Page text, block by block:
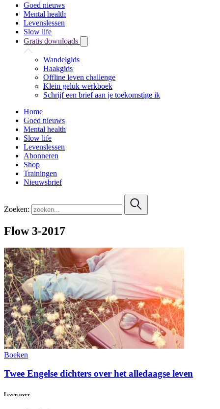
Goed nieuws
Mental health
Levenslessen
Slow life
Gratis downloads
Wandelgids
Haakgids
Offline leven challenge
Klein geluk werkboek
Schrijf een brief aan je toekomstige ik
Home
Goed nieuws
Mental health
Slow life
Levenslessen
Abonneren
Shop
Trainingen
Nieuwsbrief
Zoeken:
Flow 3-2017
Boeken
Twee Engelse dichters over het alledaagse leven
Lezen over